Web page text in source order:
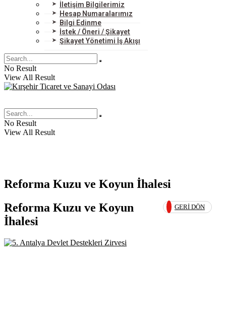
İletişim Bilgilerimiz
Hesap Numaralarımız
Bilgi Edinme
İstek / Öneri / Şikayet
Şikayet Yönetimi İş Akışı
No Result
View All Result
No Result
View All Result
Reforma Kuzu ve Koyun İhalesi
GERI DÖN
Reforma Kuzu ve Koyun
İhalesi